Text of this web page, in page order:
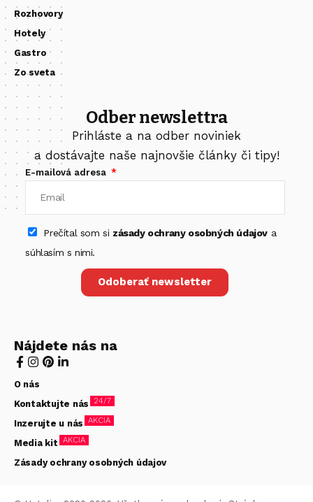
Rozhovory
Hotely
Gastro
Zo sveta
Odber newslettra
Prihláste a na odber noviniek
a dostávajte naše najnovšie články či tipy!
E-mailová adresa
Prečítal som si zásady ochrany osobných údajova
súhlasím s nimi.
Odoberať newsletter
Nájdete nás na
O nás
Kontaktujte nás 24/7
Inzerujte u nás AKCIA
Media kit AKCIA
Zásady ochrany osobných údajov